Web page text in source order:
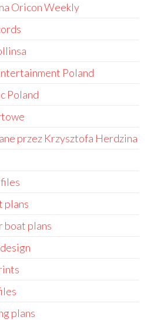
Oricon Weekly
Poland
Poland
przez Krzysztofa Herdzina
plans
boat plans
plans